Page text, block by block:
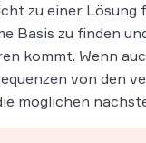
zu einer
Basis zu finden
kommt. Wenn
von den
möglichen